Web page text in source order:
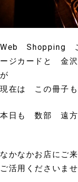
Web Shopping
ージカードと 金沢
が
現在は この冊子も
本日も 数部 遠方
なかなかお店にご
ご活用くださいま